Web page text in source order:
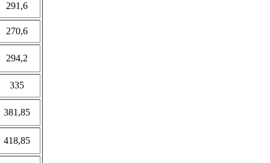
291,6
270,6
294,2
335
381,85
418,85